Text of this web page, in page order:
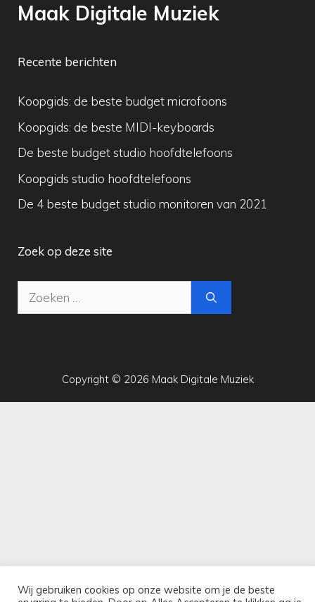
Maak Digitale Muziek
Recente berichten
Koopgids: de beste budget microfoons
Koopgids: de beste MIDI-keyboards
De beste budget studio hoofdtelefoons
Koopgids studio hoofdtelefoons
De 4 beste budget studio monitoren van 2021
Zoek op deze site
Zoek
naar:
Copyright © 2026 Maak Digitale Muziek
Wij gebruiken cookies op onze website om je de beste